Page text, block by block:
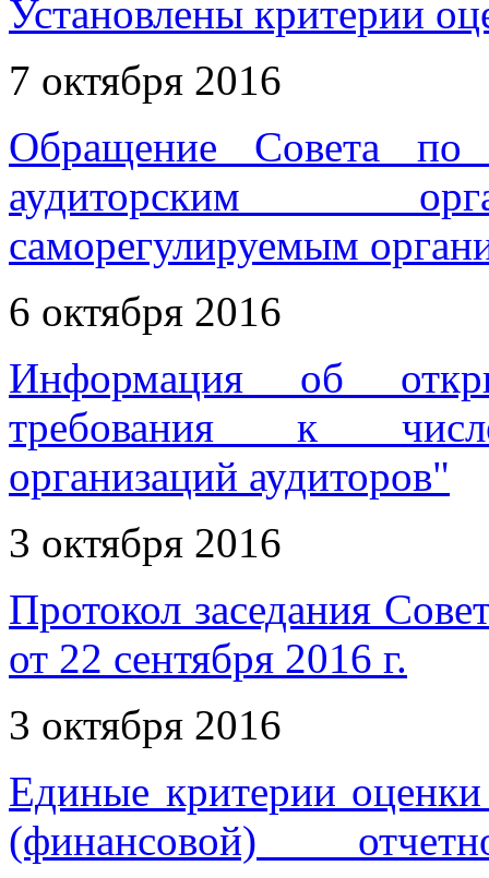
Установлены критерии
7 октября 2016
Обращение Совета по
аудиторским
саморегулируемым
6 октября 2016
Информация об
требования к
организаций аудиторов"
3 октября 2016
Протокол заседания
от 22 сентября 2016 г.
3 октября 2016
Единые критерии оценки
(финансовой)